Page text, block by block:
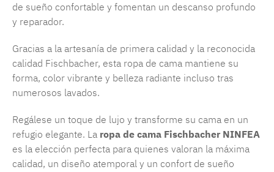
de sueño confortable y fomentan un descanso profundo
y reparador.
Gracias a la artesanía de primera calidad y la reconocida
calidad Fischbacher, esta ropa de cama mantiene su
forma, color vibrante y belleza radiante incluso tras
numerosos lavados.
Regálese un toque de lujo y transforme su cama en un
refugio elegante. La ropa de cama Fischbacher NINFEA
es la elección perfecta para quienes valoran la máxima
calidad, un diseño atemporal y un confort de sueño